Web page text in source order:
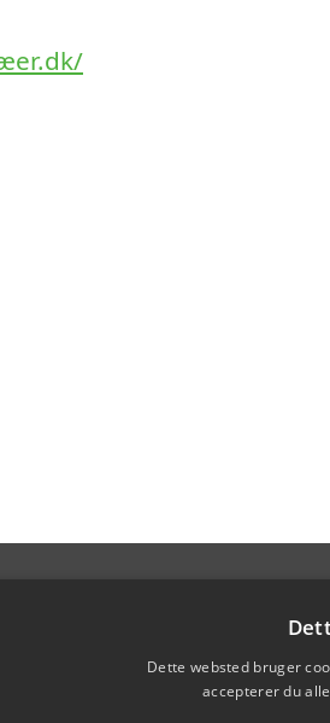
Dette websted bruger
accepterer du